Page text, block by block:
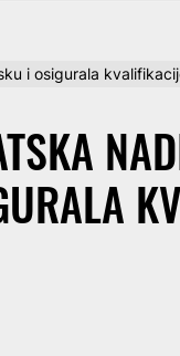
i osigurala